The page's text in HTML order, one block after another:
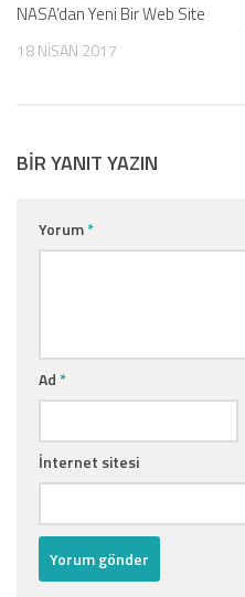
NASA’dan Yeni Bir Web Site
18 NISAN 2017
BIR YANIT YAZIN
Yorum*
Ad*
İnternet sitesi